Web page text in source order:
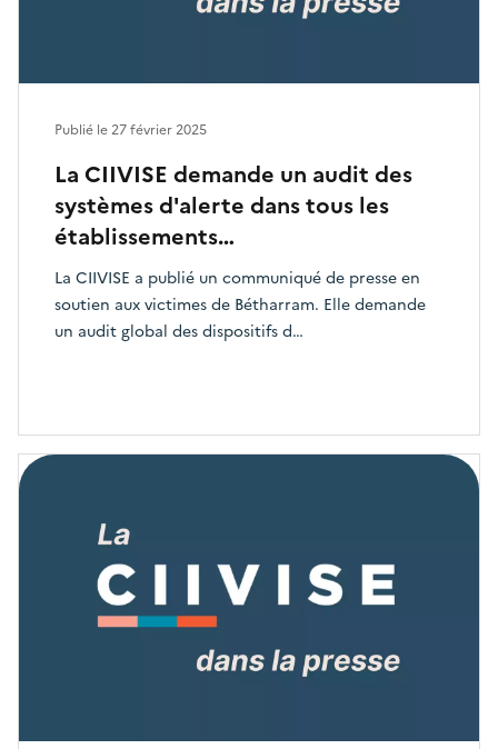
La CIIVISE demande un audit des
systèmes d'alerte dans tous les
établissements…
La CIIVISE a publié un communiqué de presse en
soutien aux victimes de Bétharram. Elle demande
un audit global des dispositifs d…
Publié le27 février 2025